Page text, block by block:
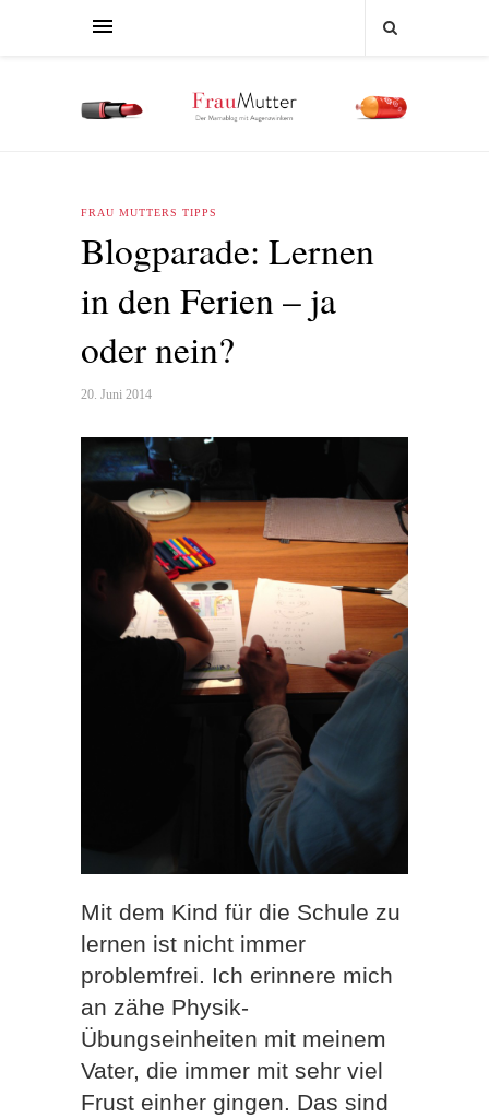
FRAU MUTTERS TIPPS
Blogparade: Lernen
in den Ferien – ja
oder nein?
20. Juni 2014
Mit dem Kind für die Schule zu
lernen ist nicht immer
problemfrei. Ich erinnere mich
an zähe Physik-
Übungseinheiten mit meinem
Vater, die immer mit sehr viel
Frust einher gingen. Das sind